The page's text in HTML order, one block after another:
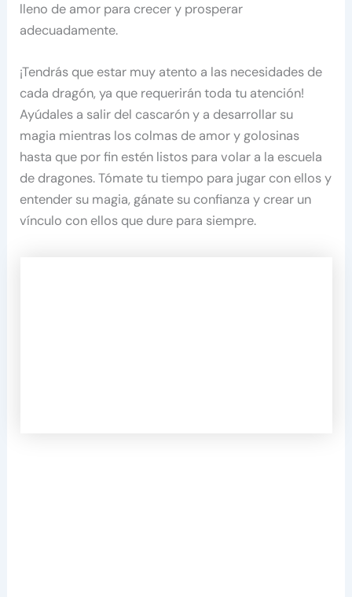
lleno de amor para crecer y prosperar
adecuadamente.
¡Tendrás que estar muy atento a las necesidades de
cada dragón, ya que requerirán toda tu atención!
Ayúdales a salir del cascarón y a desarrollar su
magia mientras los colmas de amor y golosinas
hasta que por fin estén listos para volar a la escuela
de dragones. Tómate tu tiempo para jugar con ellos y
entender su magia, gánate su confianza y crear un
vínculo con ellos que dure para siempre.